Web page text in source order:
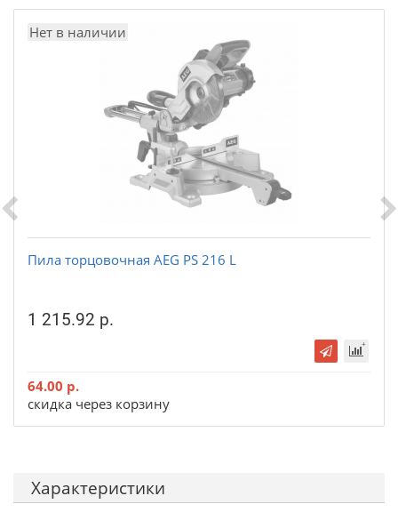
Нет в наличии
Пила торцовочная AEG PS 216 L
1 215.92 р.
64.00 р.
скидка через корзину
Характеристики